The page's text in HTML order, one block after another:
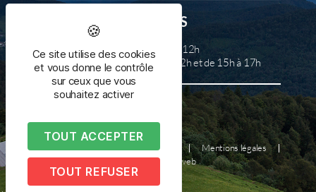
HORAIRES
Lundi, mercredi et samedi de 8h à 12h
Mardi, jeudi et vendredi de 8h à 12h et de 15h à 17h
Plan du site Nous contacter
Mentions légales
Réalisé par illicoweb
Ce site utilise des cookies
et vous donne le contrôle
sur ceux que vous
souhaitez activer
TOUT ACCEPTER
TOUT REFUSER